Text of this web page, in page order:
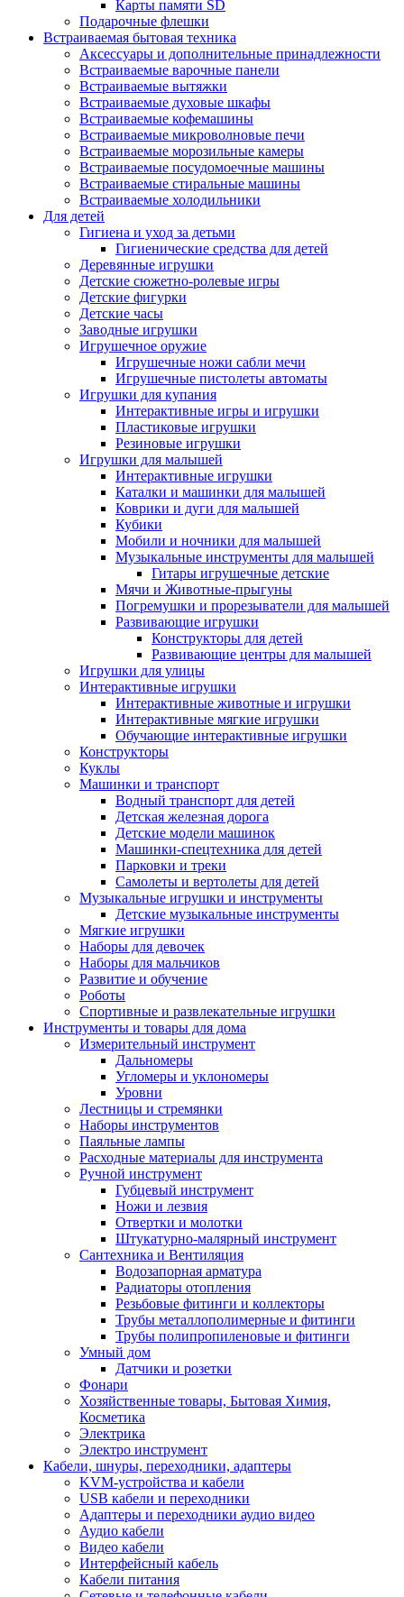
Карты памяти SD
Подарочные флешки
Встраиваемая бытовая техника
Аксессуары и дополнительные принадлежности
Встраиваемые варочные панели
Встраиваемые вытяжки
Встраиваемые духовые шкафы
Встраиваемые кофемашины
Встраиваемые микроволновые печи
Встраиваемые морозильные камеры
Встраиваемые посудомоечные машины
Встраиваемые стиральные машины
Встраиваемые холодильники
Для детей
Гигиена и уход за детьми
Гигиенические средства для детей
Деревянные игрушки
Детские сюжетно-ролевые игры
Детские фигурки
Детские часы
Заводные игрушки
Игрушечное оружие
Игрушечные ножи сабли мечи
Игрушечные пистолеты автоматы
Игрушки для купания
Интерактивные игры и игрушки
Пластиковые игрушки
Резиновые игрушки
Игрушки для малышей
Интерактивные игрушки
Каталки и машинки для малышей
Коврики и дуги для малышей
Кубики
Мобили и ночники для малышей
Музыкальные инструменты для малышей
Гитары игрушечные детские
Мячи и Животные-прыгуны
Погремушки и прорезыватели для малышей
Развивающие игрушки
Конструкторы для детей
Развивающие центры для малышей
Игрушки для улицы
Интерактивные игрушки
Интерактивные животные и игрушки
Интерактивные мягкие игрушки
Обучающие интерактивные игрушки
Конструкторы
Куклы
Машинки и транспорт
Водный транспорт для детей
Детская железная дорога
Детские модели машинок
Машинки-спецтехника для детей
Парковки и треки
Самолеты и вертолеты для детей
Музыкальные игрушки и инструменты
Детские музыкальные инструменты
Мягкие игрушки
Наборы для девочек
Наборы для мальчиков
Развитие и обучение
Роботы
Спортивные и развлекательные игрушки
Инструменты и товары для дома
Измерительный инструмент
Дальномеры
Угломеры и уклономеры
Уровни
Лестницы и стремянки
Наборы инструментов
Паяльные лампы
Расходные материалы для инструмента
Ручной инструмент
Губцевый инструмент
Ножи и лезвия
Отвертки и молотки
Штукатурно-малярный инструмент
Сантехника и Вентиляция
Водозапорная арматура
Радиаторы отопления
Резьбовые фитинги и коллекторы
Трубы металлополимерные и фитинги
Трубы полипропиленовые и фитинги
Умный дом
Датчики и розетки
Фонари
Хозяйственные товары, Бытовая Химия,
Косметика
Электрика
Электро инструмент
Кабели, шнуры, переходники, адаптеры
KVM-устройства и кабели
USB кабели и переходники
Адаптеры и переходники аудио видео
Аудио кабели
Видео кабели
Интерфейсный кабель
Кабели питания